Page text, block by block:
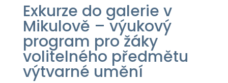
Exkurze do galerie v
Mikulově – výukový
program pro žáky
volitelného předmětu
výtvarné umění